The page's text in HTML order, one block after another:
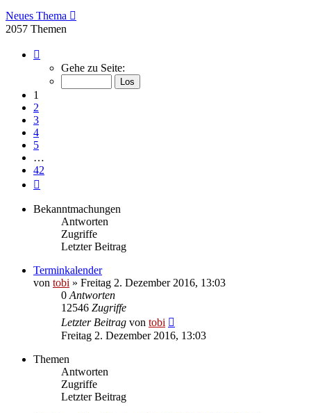
Neues Thema
2057 Themen
von
Gehe zu Seite:
1
2
3
4
5
…
42
Bekanntmachungen
Antworten
Zugriffe
Letzter Beitrag
Terminkalender
von tobi » Freitag 2. Dezember 2016, 13:03
0 Antworten
12546 Zugriffe
Letzter Beitrag von tobi
Freitag 2. Dezember 2016, 13:03
Themen
Antworten
Zugriffe
Letzter Beitrag